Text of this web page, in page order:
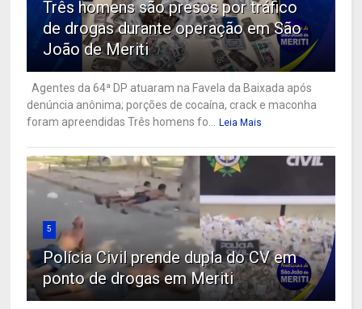
Três homens são presos por tráfico
de drogas durante operação em São
João de Meriti
Agentes da 64ª DP atuaram na Favela da Baixada após
denúncia anônima; porções de cocaína, crack e maconha
foram apreendidas Três homens fo... Leia Mais
5
Polícia Civil prende dupla do CV em
ponto de drogas em Meriti